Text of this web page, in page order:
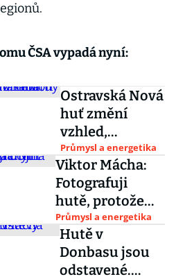
ČSA vypadá nyní:
Ostravská Nová
huť změní
vzhled,
převlečení do
kabátu Liberty
Steel vyjde na
miliony
Průmysl a energetika
Viktor Mácha:
Fotografuji
hutě, protože
chci zachytit
svět, který mizí
před očima
Průmysl a energetika
Hutě v
Donbasu jsou
odstavené.